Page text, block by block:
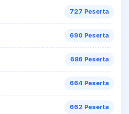
727 Peserta
690 Peserta
686 Peserta
664 Peserta
662 Peserta